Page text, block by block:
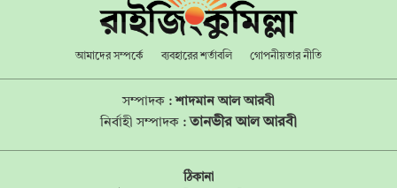
আমাদের সম্পর্কে ব্যবহারের শর্তাবলি গোপনীয়তার নীতি
সম্পাদক :শাদমান আল আরবী
নির্বাহী সম্পাদক :তানভীর আল আরবী
ঠিকানা